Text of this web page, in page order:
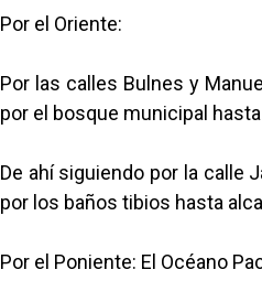
Por el Oriente:
Por las calles Bulnes y
por el bosque municipal
De ahí siguiendo por la calle
por los baños tibios hasta
Por el Poniente: El Océano